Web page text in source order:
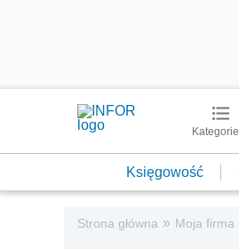
Kategorie
Księgowość
Strona główna » Moja firma